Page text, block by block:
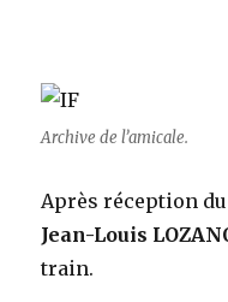
Archive de l’amicale.
Après réception
Jean-Louis
train.